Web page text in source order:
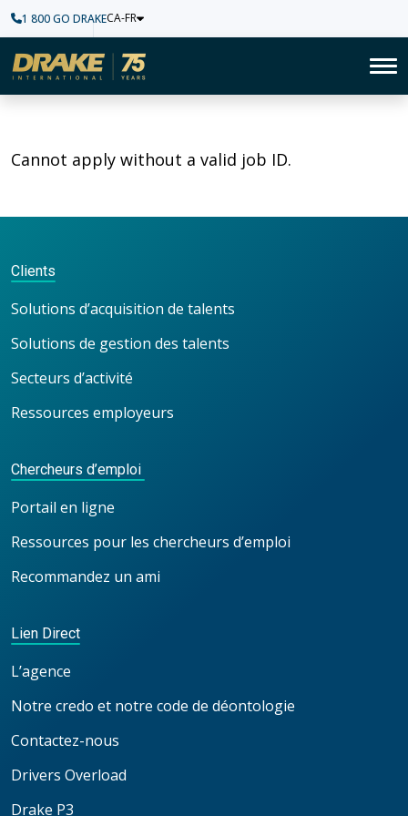
1 800 GO DRAKECA-FR
Accueil
Cannot apply without a valid job ID.
Clients
Solutions d’acquisition de talents
Solutions de gestion des talents
Secteurs d’activité
Ressources employeurs
Chercheurs d’emploi
Portail en ligne
Ressources pour les chercheurs d’emploi
Recommandez un ami
Lien Direct
L’agence
Notre credo et notre code de déontologie
Contactez-nous
Drivers Overload
Drake P3